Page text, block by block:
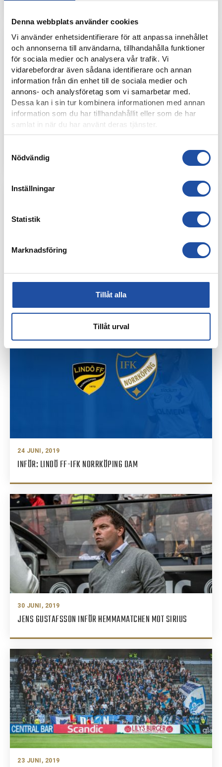
Denna webbplats använder cookies
Vi använder enhetsidentifierare för att anpassa innehållet
och annonserna till användarna, tillhandahålla funktioner
för sociala medier och analysera vår trafik. Vi
vidarebefordrar även sådana identifierare och annan
information från din enhet till de sociala medier och
annons- och analysföretag som vi samarbetar med.
Dessa kan i sin tur kombinera informationen med annan
information som du har tillhandahållit eller som de har
samlat in när du har använt deras tjänster.
Nödvändig
Inställningar
Statistik
Marknadsföring
Tillåt alla
Tillåt urval
MATCHPROGRAM IFK NORRKÖPING – SIRIUS
PUBLIKINFORMATION INFÖR HEMMAMATCHEN MOT IK SIRIUS
24 JUNI, 2019
INFÖR: LINDÖ FF-IFK NORRKÖPING DAM
30 JUNI, 2019
JENS GUSTAFSSON INFÖR HEMMAMATCHEN MOT SIRIUS
23 JUNI, 2019